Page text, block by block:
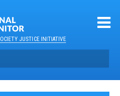
JUSTICE INITIATIVE